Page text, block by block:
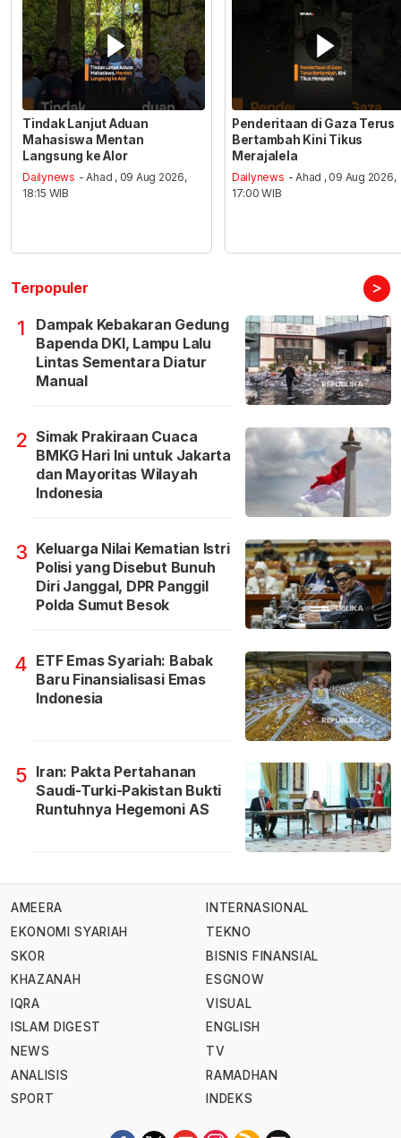
Tindak Lanjut Aduan
Mahasiswa Mentan
Langsung ke Alor
Dailynews - Ahad , 09 Aug 2026,
18:15 WIB
Penderitaan di Gaza Terus
Bertambah Kini Tikus
Merajalela
Dailynews - Ahad , 09 Aug 2026,
17:00 WIB
Terpopuler >
1
Dampak Kebakaran Gedung
Bapenda DKI, Lampu Lalu
Lintas Sementara Diatur
Manual
2 Simak Prakiraan Cuaca
BMKG Hari Ini untuk Jakarta
dan Mayoritas Wilayah
Indonesia
3 Keluarga Nilai Kematian Istri
Polisi yang Disebut Bunuh
Diri Janggal, DPR Panggil
Polda Sumut Besok
4 ETF Emas Syariah: Babak
Baru Finansialisasi Emas
Indonesia
5 Iran: Pakta Pertahanan
Saudi-Turki-Pakistan Bukti
Runtuhnya Hegemoni AS
AMEERA
EKONOMI SYARIAH
SKOR
KHAZANAH
IQRA
ISLAM DIGEST
NEWS
ANALISIS
SPORT
INTERNASIONAL
TEKNO
BISNIS FINANSIAL
ESGNOW
VISUAL
ENGLISH
TV
RAMADHAN
INDEKS